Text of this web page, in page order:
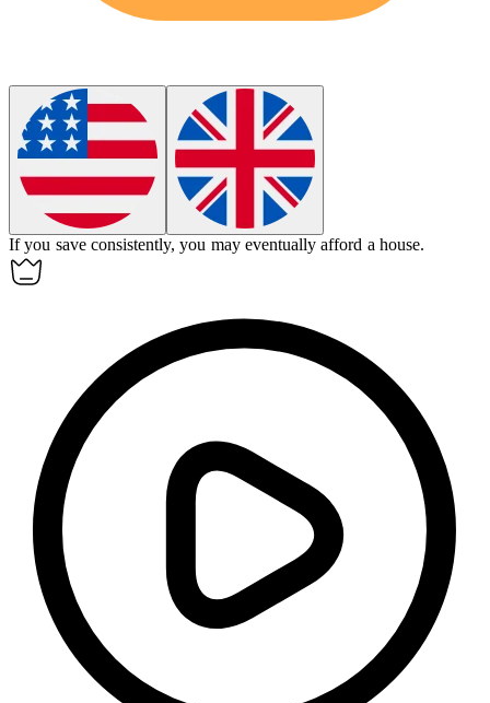
If you save consistently, you may eventuallyafford a house.